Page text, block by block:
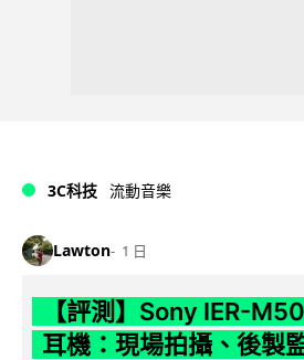
3C科技 流動音樂
Lawton 1 日
【評測】Sony IER-
耳機：現場拍攝、後製